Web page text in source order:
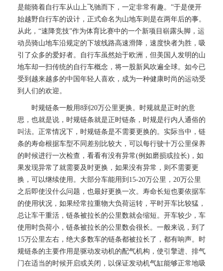
是能骑着自行车从山上飞驰而下，一定非常有趣。”于是便开
始越野自行车的设计，正式命名为山地车则是在两年后的事。
从此，“速降竞技”作为体育比赛中的一个新项目崭露头脚，运
动员骑山地车沿规定的下坡线路高速滑降，速度快者为胜，吸
引了众多的爱好者。自行车虽然始于欧洲，但美国人发明的山
地车却一扫传统的自行车概念，将一股新风吹遍全球。如今已
受到越来越多的中国年轻人喜欢，成为一种健康时尚的运动受
到人们的欢迎。
时规链条一般用8到20万公里更换。时规就是正时的意
思，也就是说，时规链条就是正时链条，时规是行内人通俗的
叫法。正常情况下，时规链条是不需要更换的。实际当中，链
条的寿命根据车型不同差别比较大，可以每行驶十万公里保养
的时候进行一次检查，看看有没有异常(例如磨损或拉长)，如
果发现异常了就需要及时更换，如果没有异常，则不需要更
换，可以继续使用。大部分车能用到15-20万公里，20万公里
之后即使没什么问题，也最好更换一次。寿命长短也要依据车
的使用状况，如果经常拉重物大负荷运转，平时开车比较猛，
总让车干重活，链条被拉长的公里数就会缩短。开车较少，车
使用时负荷小，链条被拉长的公里数会很长。一般来说，到了
15万公里左右，绝大多数车的链条都被拉长了，都有响声。时
规链条的主要作用是驱动发动机的配气机构，使引擎进、排气
门在适当的时候开启或关闭，以保证发动机气缸能够正常地吸